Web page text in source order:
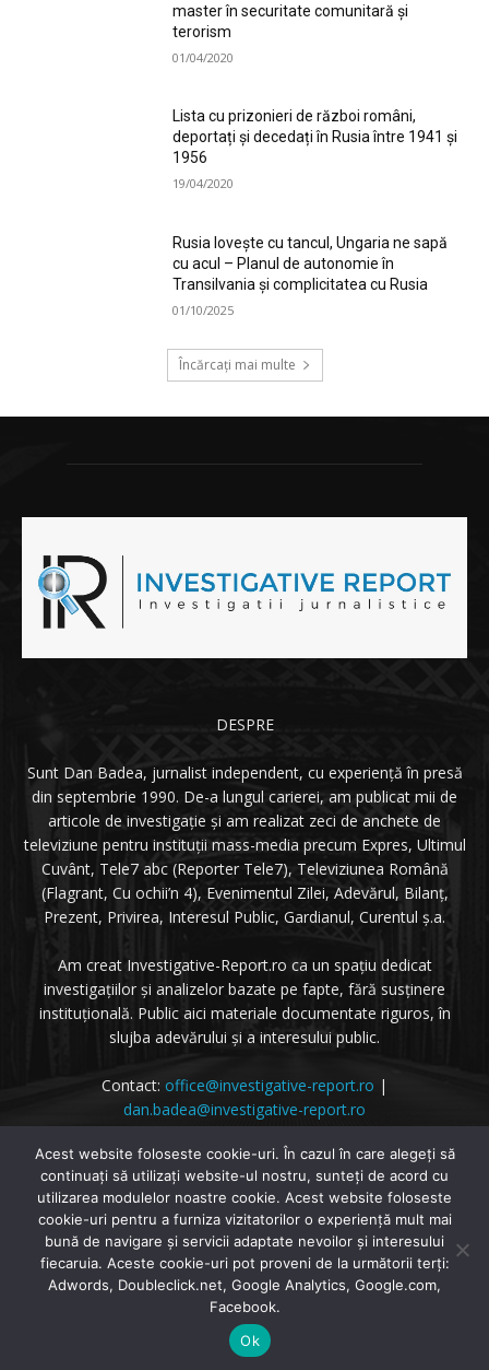
master în securitate comunitară și
terorism
01/04/2020
Lista cu prizonieri de război români,
deportați și decedați în Rusia între 1941 și
1956
19/04/2020
Rusia lovește cu tancul, Ungaria ne sapă
cu acul – Planul de autonomie în
Transilvania și complicitatea cu Rusia
01/10/2025
Încărcați mai multe
DESPRE
Sunt Dan Badea, jurnalist independent, cu experiență în presă
din septembrie 1990. De-a lungul carierei, am publicat mii de
articole de investigație și am realizat zeci de anchete de
televiziune pentru instituții mass-media precum Expres, Ultimul
Cuvânt, Tele7 abc (Reporter Tele7), Televiziunea Română
(Flagrant, Cu ochii’n 4), Evenimentul Zilei, Adevărul, Bilanț,
Prezent, Privirea, Interesul Public, Gardianul, Curentul ș.a.
Am creat Investigative-Report.ro ca un spațiu dedicat
investigațiilor și analizelor bazate pe fapte, fără susținere
instituțională. Public aici materiale documentate riguros, în
slujba adevărului și a interesului public.
Contact: office@investigative-report.ro |
dan.badea@investigative-report.ro
© 2025 Investigative-Report.ro. Toate drepturile rezervate.
© Investigative-Report.ro
Dezvăluiri
Dezinformarea Zilei
Contact
Acest website foloseste cookie-uri. În cazul în care alegeți să
continuați să utilizați website-ul nostru, sunteți de acord cu
utilizarea modulelor noastre cookie. Acest website foloseste
cookie-uri pentru a furniza vizitatorilor o experiență mult mai
bună de navigare și servicii adaptate nevoilor și interesului
fiecaruia. Aceste cookie-uri pot proveni de la următorii terți:
Adwords, Doubleclick.net, Google Analytics, Google.com,
Facebook.
Ok